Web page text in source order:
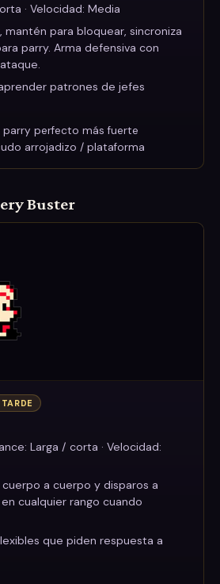
· Velocidad: Media
mantén para bloquear, sincroniza
parry. Arma defensiva con
patrones de jefes
perfecto más fuerte
arrojadizo / plataforma
Buster
Larga / corta · Velocidad:
a cuerpo y disparos a
cualquier rango cuando
que piden respuesta a